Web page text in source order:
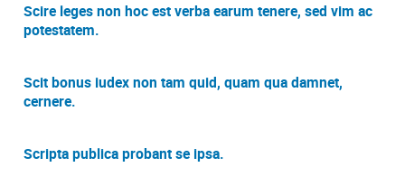
Scire leges non hoc est verba earum tenere, sed vim ac
potestatem.
Scit bonus iudex non tam quid, quam qua damnet,
cernere.
Scripta publica probant se ipsa.